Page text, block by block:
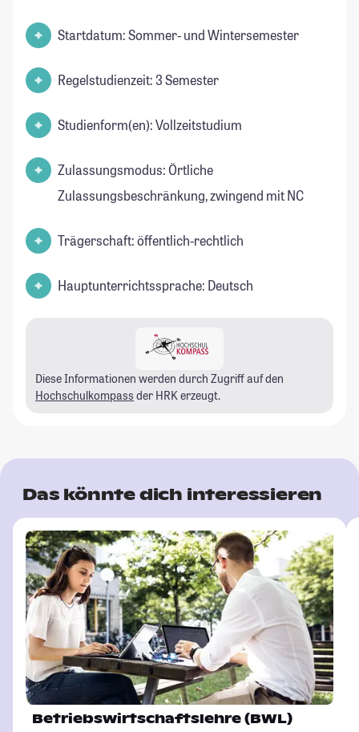
Startdatum: Sommer- und Wintersemester
Regelstudienzeit: 3 Semester
Studienform(en): Vollzeitstudium
Zulassungsmodus: Örtliche
Zulassungsbeschränkung, zwingend mit NC
Trägerschaft: öffentlich-rechtlich
Hauptunterrichtssprache: Deutsch
Diese Informationen werden durch Zugriff auf den
Hochschulkompass der HRK erzeugt.
Das könnte dich interessieren
Betriebswirtschaftslehre (BWL)